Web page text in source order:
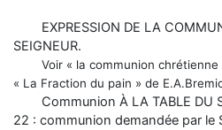
EXPRESSION DE LA
SEIGNEUR.
Voir « la communion
« La Fraction du pain » de
Communion À LA TABLE DU
22 : communion demandée par le